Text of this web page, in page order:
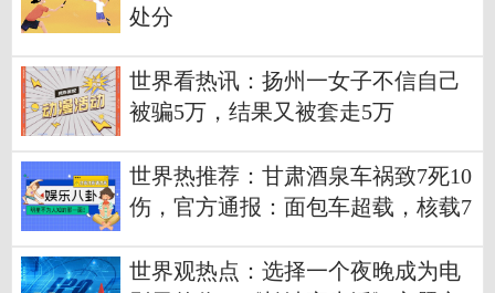
处分
世界看热讯：扬州一女子不信自己
被骗5万，结果又被套走5万
世界热推荐：甘肃酒泉车祸致7死10
伤，官方通报：面包车超载，核载7
世界观热点：选择一个夜晚成为电